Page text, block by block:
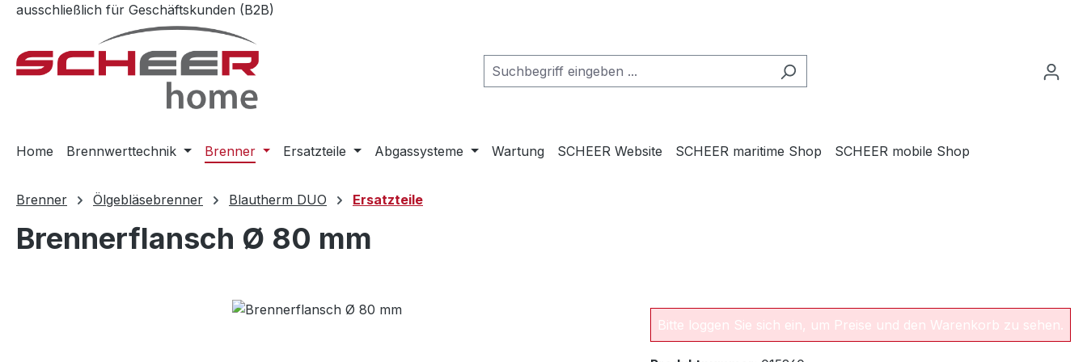
Hauptinhalt springen
Zur Suche springen
Zur Hauptnavigation springen
ausschließlich für Geschäftskunden (B2B)
Home Brennwerttechnik Brenner Ersatzteile Abgassysteme Wartung SCHEER Website SCHEER maritime Shop SCHEER mobile Shop
Brenner Ölgebläsebrenner Blautherm DUO Ersatzteile
Brennerflansch Ø 80 mm
Bitte loggen Sie sich ein, um Preise und den Warenkorb zu sehen.